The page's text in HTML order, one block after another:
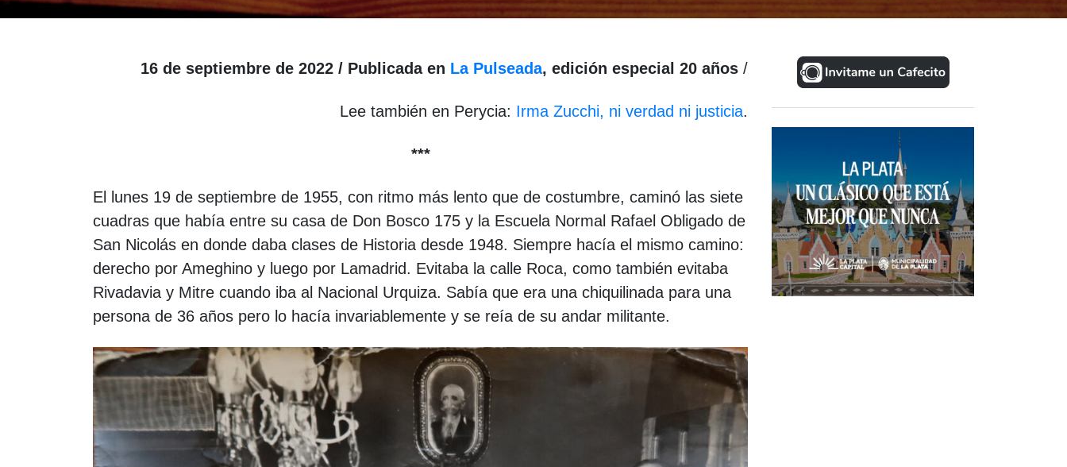
16 de septiembre de 2022 / Publicada en La Pulseada, edición especial 20 años /
Lee también en Perycia: Irma Zucchi, ni verdad ni justicia.
***
El lunes 19 de septiembre de 1955, con ritmo más lento que de costumbre, caminó las siete
cuadras que había entre su casa de Don Bosco 175 y la Escuela Normal Rafael Obligado de
San Nicolás en donde daba clases de Historia desde 1948. Siempre hacía el mismo camino:
derecho por Ameghino y luego por Lamadrid. Evitaba la calle Roca, como también evitaba
Rivadavia y Mitre cuando iba al Nacional Urquiza. Sabía que era una chiquilinada para una
persona de 36 años pero lo hacía invariablemente y se reía de su andar militante.